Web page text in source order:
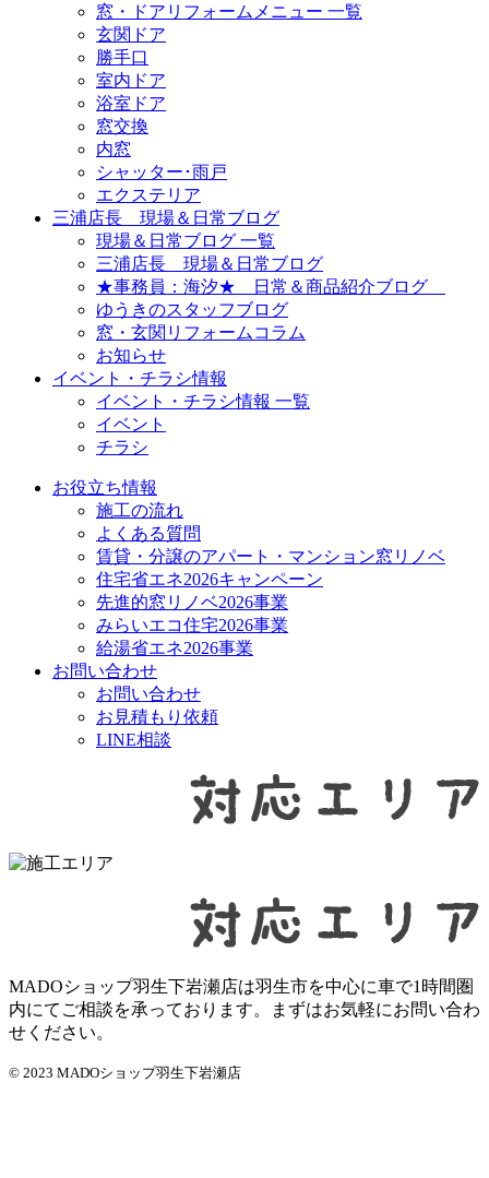
窓・ドアリフォームメニュー 一覧
玄関ドア
勝手口
室内ドア
浴室ドア
窓交換
内窓
シャッター･雨戸
エクステリア
三浦店長 現場＆日常ブログ
現場＆日常ブログ 一覧
三浦店長 現場＆日常ブログ
★事務員：海汐★ 日常＆商品紹介ブログ
ゆうきのスタッフブログ
窓・玄関リフォームコラム
お知らせ
イベント・チラシ情報
イベント・チラシ情報 一覧
イベント
チラシ
お役立ち情報
施工の流れ
よくある質問
賃貸・分譲のアパート・マンション窓リノベ
住宅省エネ2026キャンペーン
先進的窓リノベ2026事業
みらいエコ住宅2026事業
給湯省エネ2026事業
お問い合わせ
お問い合わせ
お見積もり依頼
LINE相談
MADOショップ羽生下岩瀬店は羽生市を中心に車で1時間圏
内にてご相談を承っております。まずはお気軽にお問い合わ
せください。
© 2023 MADOショップ羽生下岩瀬店